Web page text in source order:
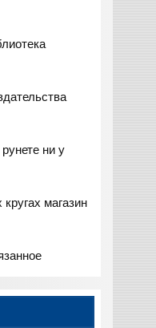
ни у
магазин